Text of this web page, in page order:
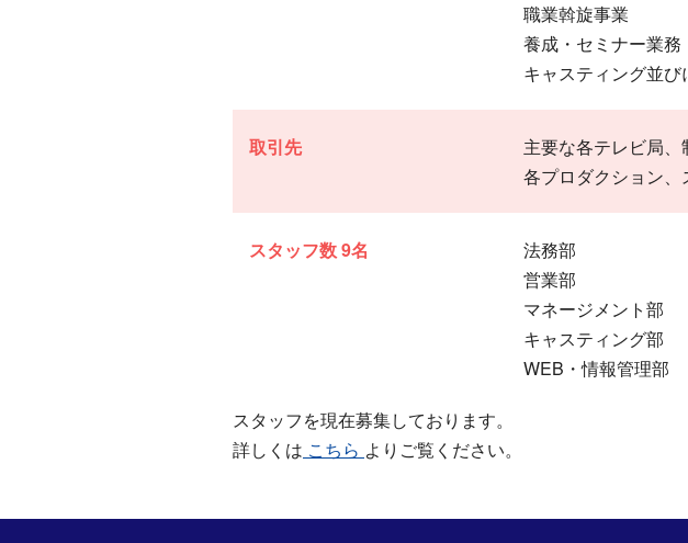
職業斡旋事業
養成・セミナー業務
キャスティング並
取引先
主要な各テレビ局、
各プロダクション
スタッフ数 9名
法務部
営業部
マネージメント部
キャスティング部
WEB・情報管理部
スタッフを現在募集しております。
詳しくは こちら よりご覧ください。